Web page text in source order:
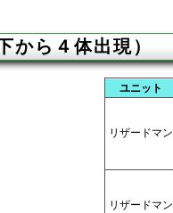
から４体出現）
ユニット
リザードマン
リザードマン